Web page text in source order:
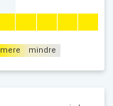
mere mindre